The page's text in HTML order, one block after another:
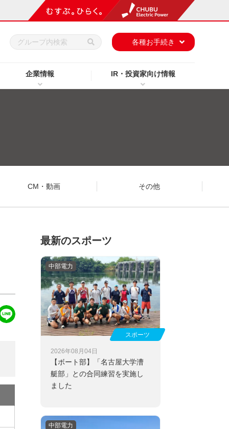
企業情報 IR・投資家向け情報
各種お手続き
CM・動画 その他
最新のスポーツ
2026年08月04日
【ボート部】
「名古屋大学漕
艇部」との合同練習を実施し
ました
スポーツ
中部電力
中部電力